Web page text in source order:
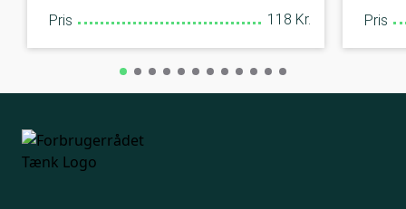
Pris 118 Kr. Pris